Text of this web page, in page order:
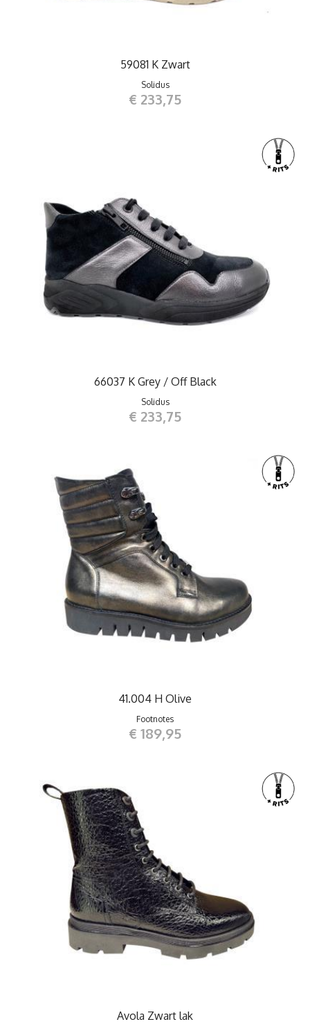
59081 K Zwart
Solidus
€ 233,75
66037 K Grey / Off Black
Solidus
€ 233,75
41.004 H Olive
Footnotes
€ 189,95
Avola Zwart lak